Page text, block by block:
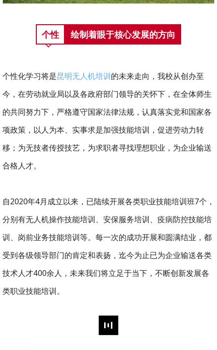
个性 绘制着眼于核心发展的方向
个性化学习将是昆明无人机培训的未来走向，我校从创办至
今，在劳动就业局以及各政府部门领导的关怀下，在全体师生
的共同努力下，严格遵守国家法律法规，认真落实党和国家各
项政策，以人为本、实事求是加强技能培训，促进劳动力转
移；为无技者传授技艺，为求职者寻找理想职业，为企业输送
合格人才。
自2020年4月成立以来，已陆续开展各类职业技能培训班7个，
分别有无人机操作技能培训、安保服务培训、疫病防控技能培
训、岗前业务技能培训等。每一次的成功开展和圆满结业，都
受到各级领导部门的肯定和表扬，迄今为止已为企业输送各类
技术人才400余人，未来我们将立足于当下，不断创新发展各
类职业技能培训。